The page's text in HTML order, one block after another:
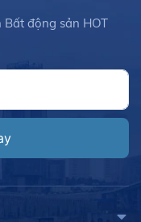
động sản HOT